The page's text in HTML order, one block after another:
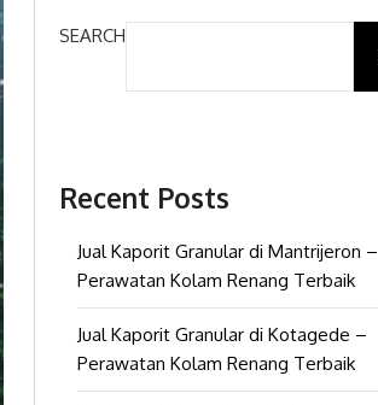
SEARCH
Recent Posts
Jual Kaporit Granular di Mantrijeron –
Perawatan Kolam Renang Terbaik
Jual Kaporit Granular di Kotagede –
Perawatan Kolam Renang Terbaik